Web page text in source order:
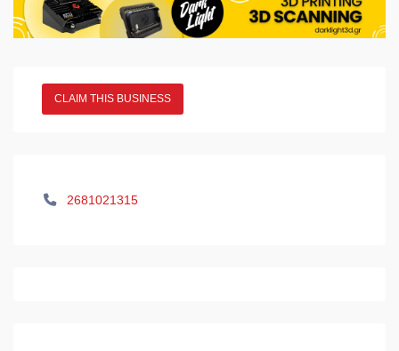
CLAIM THIS BUSINESS
2681021315